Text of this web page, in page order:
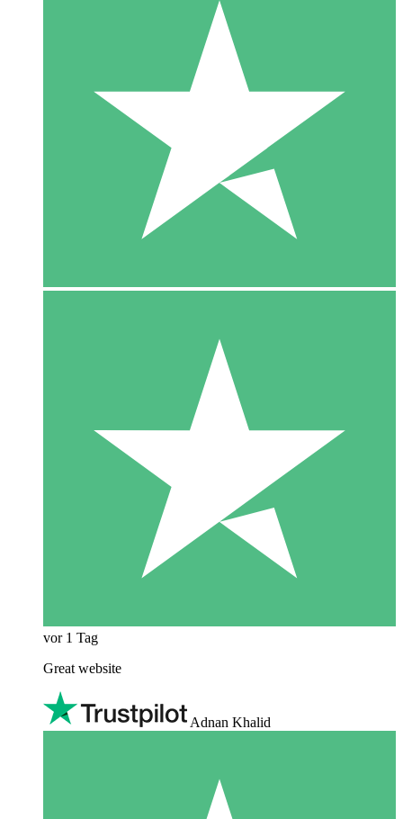
vor 1 Tag
Great website
Adnan Khalid